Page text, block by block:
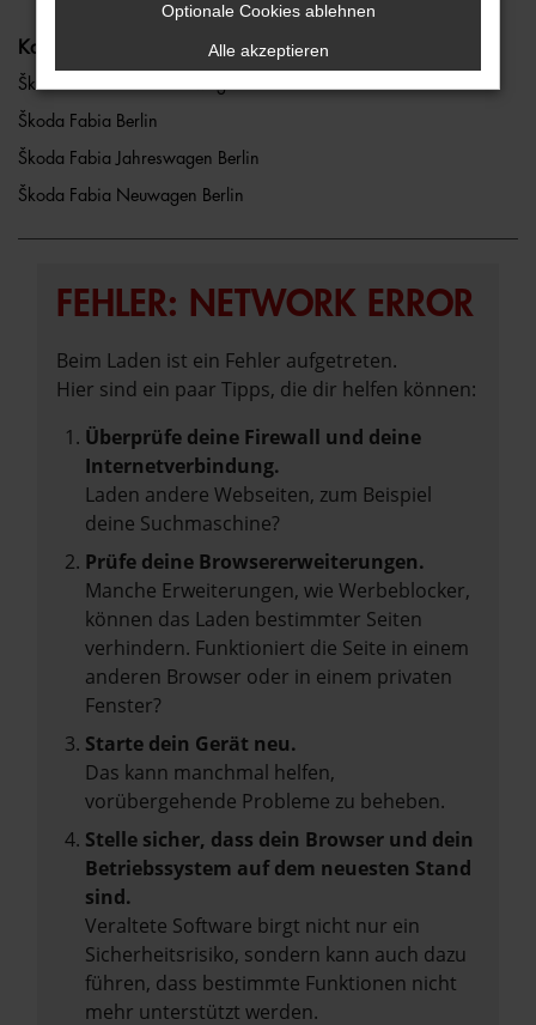
Kategorie
Škoda Fabia Gebrauchtwagen Berlin
Škoda Fabia Berlin
Škoda Fabia Jahreswagen Berlin
Škoda Fabia Neuwagen Berlin
FEHLER: NETWORK ERROR
Beim Laden ist ein Fehler aufgetreten.
Hier sind ein paar Tipps, die dir helfen können:
Überprüfe deine Firewall und deine
Internetverbindung.
Laden andere Webseiten, zum Beispiel
deine Suchmaschine?
Prüfe deine Browsererweiterungen.
Manche Erweiterungen, wie Werbeblocker,
können das Laden bestimmter Seiten
verhindern. Funktioniert die Seite in einem
anderen Browser oder in einem privaten
Fenster?
Starte dein Gerät neu.
Das kann manchmal helfen,
vorübergehende Probleme zu beheben.
Stelle sicher, dass dein Browser und dein
Betriebssystem auf dem neuesten Stand
sind.
Veraltete Software birgt nicht nur ein
Sicherheitsrisiko, sondern kann auch dazu
führen, dass bestimmte Funktionen nicht
mehr unterstützt werden.
Optionale Cookies ablehnen
Alle akzeptieren